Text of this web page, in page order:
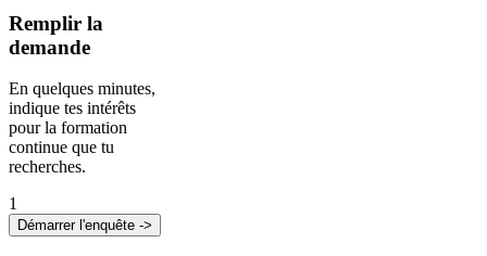
Remplir la
demande
En quelques minutes,
indique tes intérêts
pour la formation
continue que tu
recherches.
1
Démarrer l'enquête ->